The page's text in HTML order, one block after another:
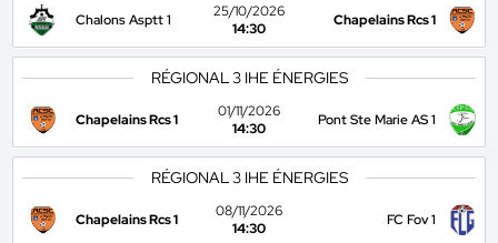
Chalons Asptt 1
25/10/2026
14:30
Chapelains Rcs 1
RÉGIONAL 3 IHE ÉNERGIES
Chapelains Rcs 1
01/11/2026
14:30
Pont Ste Marie AS 1
RÉGIONAL 3 IHE ÉNERGIES
Chapelains Rcs 1
08/11/2026
14:30
FC Fov 1